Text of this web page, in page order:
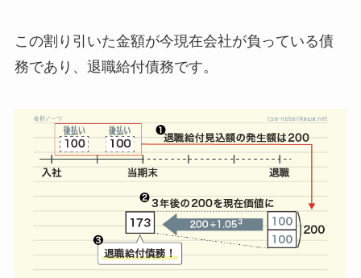
この割り引いた金額が今現在会社が負っている債
務であり、退職給付債務です。